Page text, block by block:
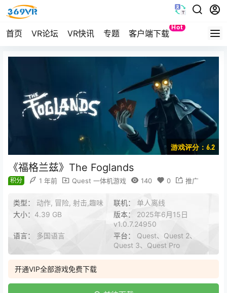
首页 VR论坛 VR快讯 专题 客户端下载
Hot
Quest
游戏评分：6.2
《福格兰兹》The Foglands
积分 1 年前 Quest 一体机游戏 140 0 推广
类型： 动作, 冒险, 射击,趣味 联机： 单人离线
大小： 4.39 GB 版本： 2025年6月15日
v1.0.7.24950
语言： 多国语言 平台： Quest、Quest 2、
Quest 3、Quest Pro
开通VIP全部游戏免费下载